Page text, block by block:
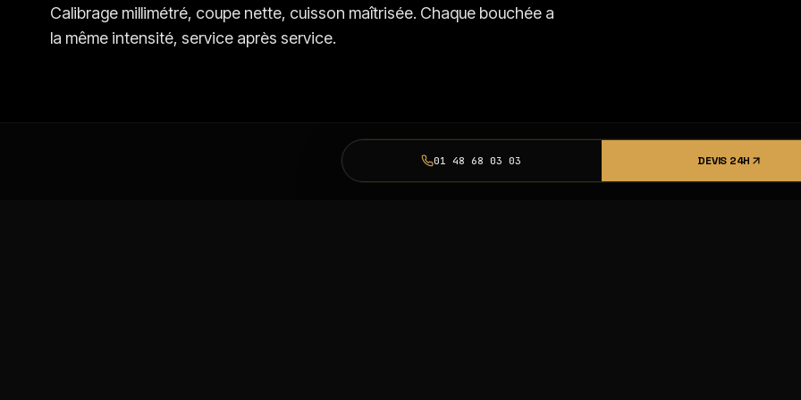
Calibrage millimétré, coupe nette, cuisson maîtrisée. Chaque bouchée a
la même intensité, service après service.
01 48 68 03 03 DEVIS 24H